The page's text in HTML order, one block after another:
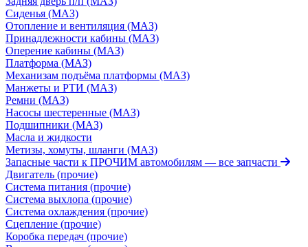
Сиденья (МАЗ)
Отопление и вентиляция (МАЗ)
Принадлежности кабины (МАЗ)
Оперение кабины (МАЗ)
Платформа (МАЗ)
Механизам подъёма платформы (МАЗ)
Манжеты и РТИ (МАЗ)
Ремни (МАЗ)
Насосы шестеренные (МАЗ)
Подшипники (МАЗ)
Масла и жидкости
Метизы, хомуты, шланги (МАЗ)
Запасные части к ПРОЧИМ автомобилям — все запчасти
Двигатель (прочие)
Система питания (прочие)
Система выхлопа (прочие)
Система охлаждения (прочие)
Сцепление (прочие)
Коробка передач (прочие)